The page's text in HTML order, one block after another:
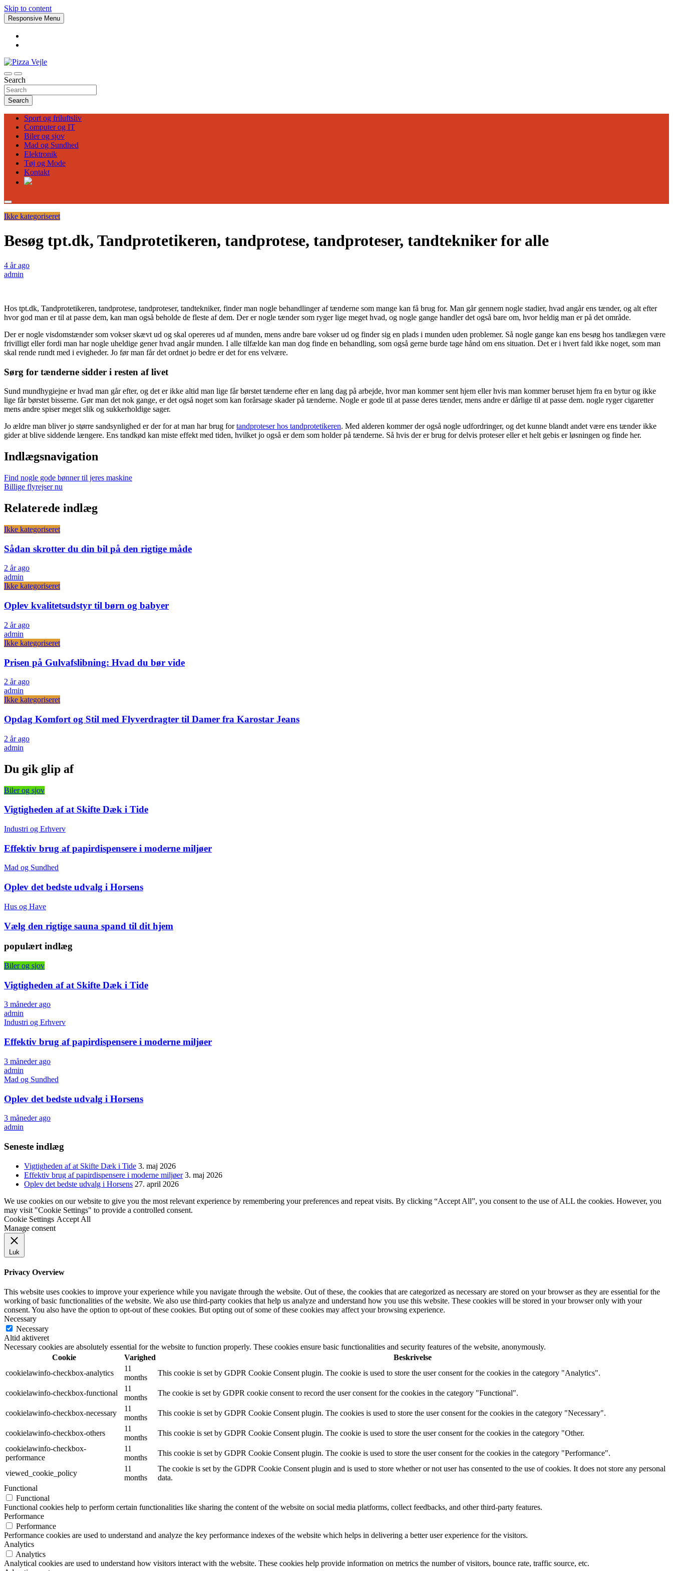
Skip to content
Responsive Menu
Pizza Vejle
Search
Search
Sport og friluftsliv
Computer og IT
Biler og sjov
Mad og Sundhed
Elektronik
Tøj og Mode
Kontakt
Ikke kategoriseret
Besøg tpt.dk, Tandprotetikeren, tandprotese, tandproteser, tandtekniker for alle
4 år ago
admin
Hos tpt.dk, Tandprotetikeren, tandprotese, tandproteser, tandtekniker, finder man nogle behandlinger af tænderne som mange kan få brug for. Man går gennem nogle stadier, hvad angår ens tænder, og alt efter
hvor god man er til at passe dem, kan man også beholde de fleste af dem. Der er nogle tænder som ryger lige meget hvad, og nogle gange handler det også bare om, hvor heldig man er på det område.
Der er nogle visdomstænder som vokser skævt ud og skal opereres ud af munden, mens andre bare vokser ud og finder sig en plads i munden uden problemer. Så nogle gange kan ens besøg hos tandlægen være
frivilligt eller fordi man har nogle uheldige gener hvad angår munden. I alle tilfælde kan man dog finde en behandling, som også gerne burde tage hånd om ens situation. Det er i hvert fald ikke noget, som man
skal rende rundt med i evigheder. Jo før man får det ordnet jo bedre er det for ens velvære.
Sørg for tænderne sidder i resten af livet
Sund mundhygiejne er hvad man går efter, og det er ikke altid man lige får børstet tænderne efter en lang dag på arbejde, hvor man kommer sent hjem eller hvis man kommer beruset hjem fra en bytur og ikke
lige får børstet bisserne. Gør man det nok gange, er det også noget som kan forårsage skader på tænderne. Nogle er gode til at passe deres tænder, mens andre er dårlige til at passe dem. nogle ryger cigaretter
mens andre spiser meget slik og sukkerholdige sager.
Jo ældre man bliver jo større sandsynlighed er der for at man har brug fortandproteser hos tandprotetikeren. Med alderen kommer der også nogle udfordringer, og det kunne blandt andet være ens tænder ikke
gider at blive siddende længere. Ens tandkød kan miste effekt med tiden, hvilket jo også er dem som holder på tænderne. Så hvis der er brug for delvis proteser eller et helt gebis er løsningen og finde her.
Indlægsnavigation
Find nogle gode bønner til jeres maskine
Billige flyrejser nu
Relaterede indlæg
Ikke kategoriseret
Sådan skrotter du din bil på den rigtige måde
2 år ago
admin
Ikke kategoriseret
Oplev kvalitetsudstyr til børn og babyer
2 år ago
admin
Ikke kategoriseret
Prisen på Gulvafslibning: Hvad du bør vide
2 år ago
admin
Ikke kategoriseret
Opdag Komfort og Stil med Flyverdragter til Damer fra Karostar Jeans
2 år ago
admin
Du gik glip af
Biler og sjov
Vigtigheden af at Skifte Dæk i Tide
Industri og Erhverv
Effektiv brug af papirdispensere i moderne miljøer
Mad og Sundhed
Oplev det bedste udvalg i Horsens
Hus og Have
Vælg den rigtige sauna spand til dit hjem
populært indlæg
Biler og sjov
Vigtigheden af at Skifte Dæk i Tide
3 måneder ago
admin
Industri og Erhverv
Effektiv brug af papirdispensere i moderne miljøer
3 måneder ago
admin
Mad og Sundhed
Oplev det bedste udvalg i Horsens
3 måneder ago
admin
Seneste indlæg
Vigtigheden af at Skifte Dæk i Tide 3. maj 2026
Effektiv brug af papirdispensere i moderne miljøer 3. maj 2026
Oplev det bedste udvalg i Horsens 27. april 2026
We use cookies on our website to give you the most relevant experience by remembering your preferences and repeat visits. By clicking “Accept All”, you consent to the use of ALL the cookies. However, you
may visit "Cookie Settings" to provide a controlled consent.
Cookie Settings Accept All
Manage consent
Luk
Privacy Overview
This website uses cookies to improve your experience while you navigate through the website. Out of these, the cookies that are categorized as necessary are stored on your browser as they are essential for the
working of basic functionalities of the website. We also use third-party cookies that help us analyze and understand how you use this website. These cookies will be stored in your browser only with your
consent. You also have the option to opt-out of these cookies. But opting out of some of these cookies may affect your browsing experience.
Necessary
Necessary
Altid aktiveret
Necessary cookies are absolutely essential for the website to function properly. These cookies ensure basic functionalities and security features of the website, anonymously.
Cookie
Varighed
Beskrivelse
cookielawinfo-checkbox-analytics
11
months
This cookie is set by GDPR Cookie Consent plugin. The cookie is used to store the user consent for the cookies in the category "Analytics".
cookielawinfo-checkbox-functional
11
months
The cookie is set by GDPR cookie consent to record the user consent for the cookies in the category "Functional".
cookielawinfo-checkbox-necessary
11
months
This cookie is set by GDPR Cookie Consent plugin. The cookies is used to store the user consent for the cookies in the category "Necessary".
cookielawinfo-checkbox-others
11
months
This cookie is set by GDPR Cookie Consent plugin. The cookie is used to store the user consent for the cookies in the category "Other.
cookielawinfo-checkbox-
performance
11
months
This cookie is set by GDPR Cookie Consent plugin. The cookie is used to store the user consent for the cookies in the category "Performance".
viewed_cookie_policy
11
months
The cookie is set by the GDPR Cookie Consent plugin and is used to store whether or not user has consented to the use of cookies. It does not store any personal
data.
Functional
Functional
Functional cookies help to perform certain functionalities like sharing the content of the website on social media platforms, collect feedbacks, and other third-party features.
Performance
Performance
Performance cookies are used to understand and analyze the key performance indexes of the website which helps in delivering a better user experience for the visitors.
Analytics
Analytics
Analytical cookies are used to understand how visitors interact with the website. These cookies help provide information on metrics the number of visitors, bounce rate, traffic source, etc.